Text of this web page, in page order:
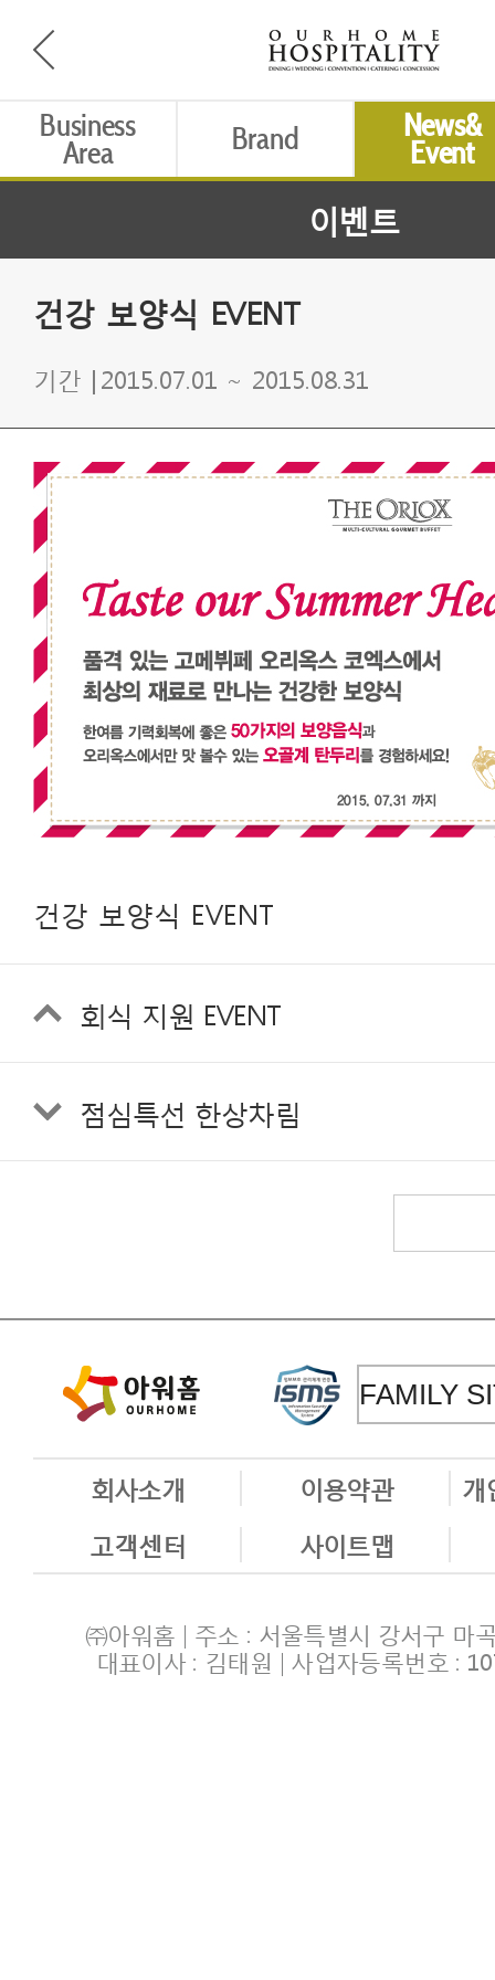
Business
Area Brand News&
Event
이벤트
건강 보양식 EVENT
기간 | 2015.07.01 ~ 2015.08.31
건강 보양식 EVENT
회식 지원 EVENT
점심특선 한상차림
회사소개 이용약관
개
고객센터
사이트맵
㈜아워홈 | 주소 : 서울특별시 강서구 마
대표이사 : 김태원 | 사업자등록번호 :